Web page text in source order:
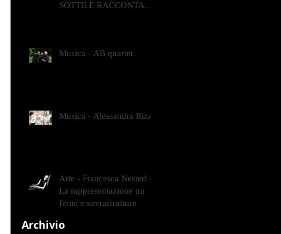
SOTTILE RACCONTA
Musica - AB quartet
Musica - Alessandra Rizzo
Arte - Francesca Nesteri -
La rappresentazione tra
ferite e sovrastrutture
Archivio